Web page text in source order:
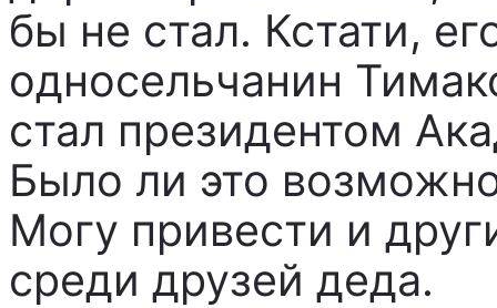
бы не стал. Кстати,
односельчанин
стал президентом
Было ли это
Могу привести и
среди друзей деда.